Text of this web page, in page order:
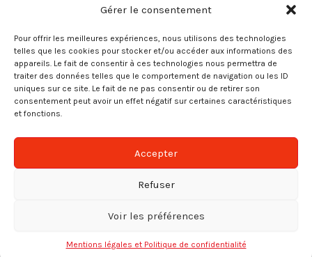
Gérer le consentement
Pour offrir les meilleures expériences, nous utilisons des technologies
telles que les cookies pour stocker et/ou accéder aux informations des
appareils. Le fait de consentir à ces technologies nous permettra de
traiter des données telles que le comportement de navigation ou les ID
uniques sur ce site. Le fait de ne pas consentir ou de retirer son
consentement peut avoir un effet négatif sur certaines caractéristiques
et fonctions.
Accepter
Refuser
Voir les préférences
Mentions légales et Politique de confidentialité
consulte en permanence, avec beaucoup de transparence et de
Nous nous surnommons d’ailleurs “ Tic et Tac ” ! Travailler avec elle,
c’est un vrai plaisir au quotidien et nos afterworks sont la cerise
sur le gâteau.»
Au fil des années, elles ont partagé de nombreux défis et moments
forts. Leur duo est devenu un pilier dans l’organisation et incarne
Merci à Estelle et Sonia pour ce partage plein de sincérité et de bonne
humeur.
Cookies et confidentialité
Nous utilisons des cookies sur notre site web pour vous
cookies. Cependant, vous pouvez modifier votre